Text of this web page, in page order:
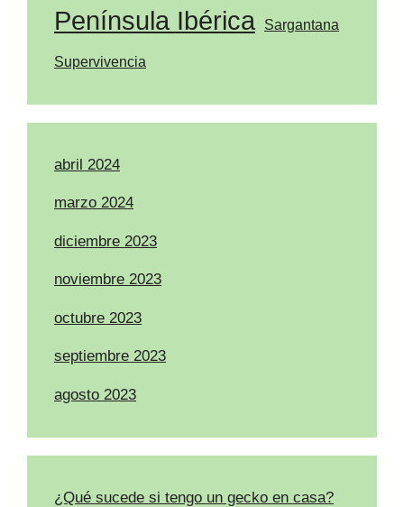
Península Ibérica Sargantana
Supervivencia
abril 2024
marzo 2024
diciembre 2023
noviembre 2023
octubre 2023
septiembre 2023
agosto 2023
¿Qué sucede si tengo un gecko en casa?